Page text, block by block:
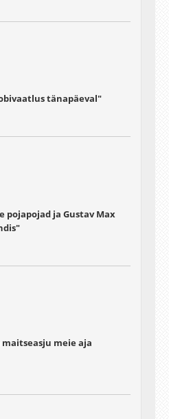
tänapäeval"
pojapojad ja Gustav Max
maitseasju meie aja